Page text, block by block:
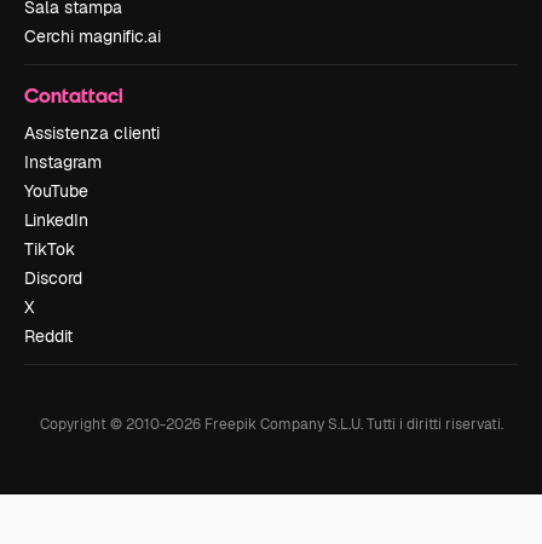
Sala stampa
Cerchi magnific.ai
Contattaci
Assistenza clienti
Instagram
YouTube
LinkedIn
TikTok
Discord
X
Reddit
Copyright © 2010-2026Freepik Company S.L.U. Tutti i diritti riservati.